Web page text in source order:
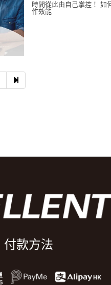
時間從此由自己掌控！ 如何提高工作的效率呢? 1.在家工作如何影響高品質與高效率 2.一站式工作流程 3.如何利用配置提升工
作效能
付款方法